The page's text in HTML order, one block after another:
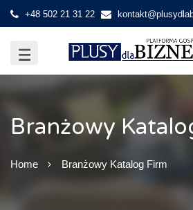
+48 502 21 31 22
Branżowy
Home Branżowy Katalog Firm